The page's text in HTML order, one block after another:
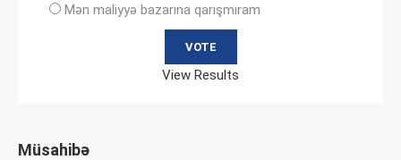
Mən maliyyə bazarına qarışmıram
View Results
Müsahibə